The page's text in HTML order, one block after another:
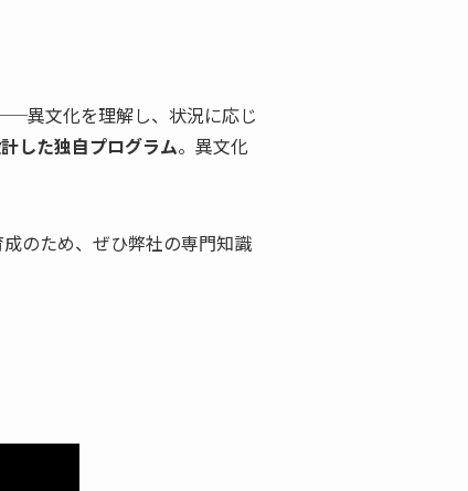
異文化を理解し、状況に応じ
した独自プログラム。異文化
のため、ぜひ弊社の専門知識